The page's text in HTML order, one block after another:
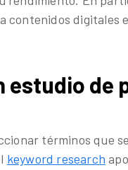
contenidos digitales
estudio de
términos que
keyword research